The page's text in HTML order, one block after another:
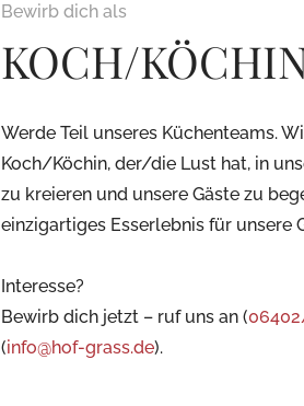
Bewirb dich als
KOCH/
Werde Teil unseres Küchenteams.
Koch/Köchin, der/die Lust hat, in
zu kreieren und unsere Gäste zu
einzigartiges Esserlebnis für unsere
Interesse?
Bewirb dich jetzt – ruf uns an (
(info@hof-grass.de).